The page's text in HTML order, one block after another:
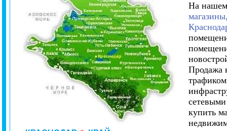
На нашем
Продажа
купить